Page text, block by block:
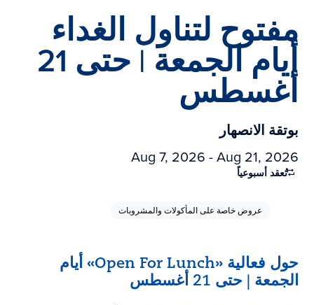
مفتوح لتناول الغداء
أيام الجمعة | حتى 21
أغسطس
بوتقة الانصهار
Aug 7, 2026 - Aug 21, 2026
تُعقد أسبوعياً
عروض خاصة على المأكولات والمشروبات
حول فعالية «Open For Lunch» أيام
الجمعة | حتى 21 أغسطس